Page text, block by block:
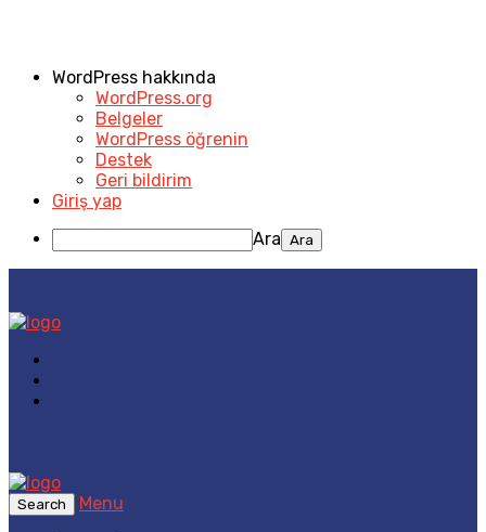
WordPress hakkında
WordPress.org
Belgeler
WordPress öğrenin
Destek
Geri bildirim
Giriş yap
Ara
Search
Menu